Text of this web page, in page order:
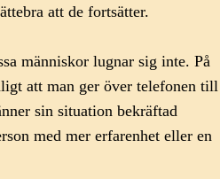
att de fortsätter.
människor lugnar sig inte. På
att man ger över telefonen till
sin situation bekräftad
med mer erfarenhet eller en